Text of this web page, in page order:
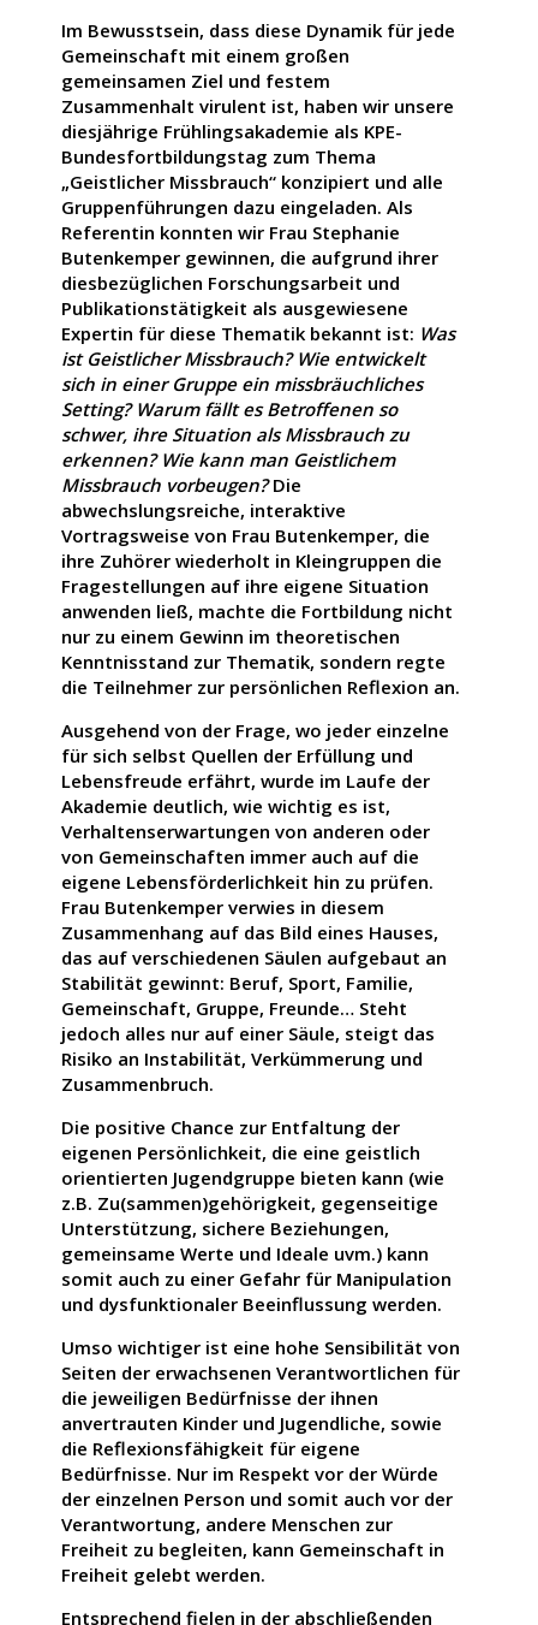
Im Bewusstsein, dass diese Dynamik für jede
Gemeinschaft mit einem großen
gemeinsamen Ziel und festem
Zusammenhalt virulent ist, haben wir unsere
diesjährige Frühlingsakademie als KPE-
Bundesfortbildungstag zum Thema
„Geistlicher Missbrauch“ konzipiert und alle
Gruppenführungen dazu eingeladen. Als
Referentin konnten wir Frau Stephanie
Butenkemper gewinnen, die aufgrund ihrer
diesbezüglichen Forschungsarbeit und
Publikationstätigkeit als ausgewiesene
Expertin für diese Thematik bekannt ist: Was
ist Geistlicher Missbrauch? Wie entwickelt
sich in einer Gruppe ein missbräuchliches
Setting? Warum fällt es Betroffenen so
schwer, ihre Situation als Missbrauch zu
erkennen? Wie kann man Geistlichem
Missbrauch vorbeugen?Die
abwechslungsreiche, interaktive
Vortragsweise von Frau Butenkemper, die
ihre Zuhörer wiederholt in Kleingruppen die
Fragestellungen auf ihre eigene Situation
anwenden ließ, machte die Fortbildung nicht
nur zu einem Gewinn im theoretischen
Kenntnisstand zur Thematik, sondern regte
die Teilnehmer zur persönlichen Reflexion an.
Ausgehend von der Frage, wo jeder einzelne
für sich selbst Quellen der Erfüllung und
Lebensfreude erfährt, wurde im Laufe der
Akademie deutlich, wie wichtig es ist,
Verhaltenserwartungen von anderen oder
von Gemeinschaften immer auch auf die
eigene Lebensförderlichkeit hin zu prüfen.
Frau Butenkemper verwies in diesem
Zusammenhang auf das Bild eines Hauses,
das auf verschiedenen Säulen aufgebaut an
Stabilität gewinnt: Beruf, Sport, Familie,
Gemeinschaft, Gruppe, Freunde… Steht
jedoch alles nur auf einer Säule, steigt das
Risiko an Instabilität, Verkümmerung und
Zusammenbruch.
Die positive Chance zur Entfaltung der
eigenen Persönlichkeit, die eine geistlich
orientierten Jugendgruppe bieten kann (wie
z.B. Zu(sammen)gehörigkeit, gegenseitige
Unterstützung, sichere Beziehungen,
gemeinsame Werte und Ideale uvm.) kann
somit auch zu einer Gefahr für Manipulation
und dysfunktionaler Beeinflussung werden.
Umso wichtiger ist eine hohe Sensibilität von
Seiten der erwachsenen Verantwortlichen für
die jeweiligen Bedürfnisse der ihnen
anvertrauten Kinder und Jugendliche, sowie
die Reflexionsfähigkeit für eigene
Bedürfnisse. Nur im Respekt vor der Würde
der einzelnen Person und somit auch vor der
Verantwortung, andere Menschen zur
Freiheit zu begleiten, kann Gemeinschaft in
Freiheit gelebt werden.
Entsprechend fielen in der abschließenden